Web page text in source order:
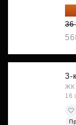
36
3-
ЖК
16